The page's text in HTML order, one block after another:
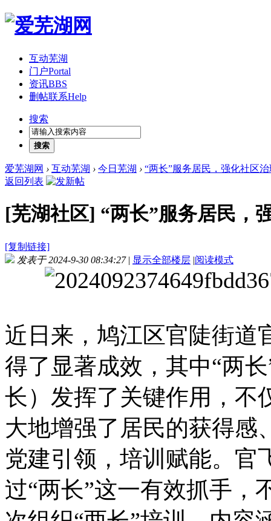
互动芜湖
门户Portal
资讯BBS
删帖联系Help
搜索
搜索
爱芜湖网 › 互动芜湖 › 今日芜湖 › “两长”服务居民，强化社区
返回列表
[芜湖社区] “两长”服务居民，
[复制链接]
发表于 2024-9-30 08:34:27 | 显示全部楼层 |阅读模式
近日来，鸠江区官陡街道
得了显著成效，其中“两
长）发挥了关键作用，不
大地增强了居民的获得感
党建引领，培训赋能。官
过“两长”这一有效抓手，